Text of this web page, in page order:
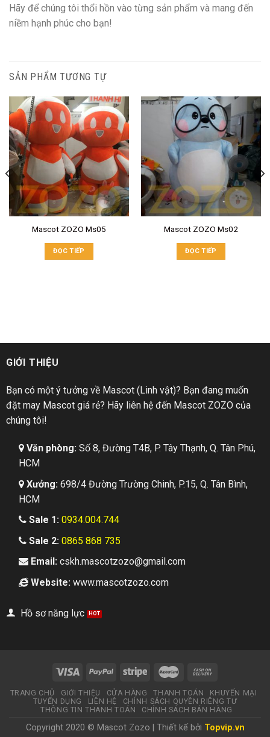
Hãy để chúng tôi thổi hồn vào từng sản phẩm và mang đến
niềm hạnh phúc cho bạn!
SẢN PHẨM TƯƠNG TỰ
Mascot ZOZO Ms05
ĐỌC TIẾP
Mascot ZOZO Ms02
ĐỌC TIẾP
GIỚI THIỆU
Bạn có một ý tưởng về Mascot (Linh vật)? Bạn đang muốn
đặt may Mascot giá rẻ? Hãy liên hệ đến Mascot ZOZO của
chúng tôi!
Văn phòng:Số 8, Đường T4B, P. Tây Thạnh, Q. Tân Phú,
HCM
Xưởng: 698/4 Đường Trường Chinh, P.15, Q. Tân Bình,
HCM
Sale 1: 0934.004.744
Sale 2: 0865 868 735
Email:cskh.mascotzozo@gmail.com
Website:www.mascotzozo.com
Hồ sơ năng lực
TRANG CHỦ GIỚI THIỆU CỬA HÀNG THANH TOÁN
KHUYẾN MẠI
TUYỂN DỤNG
LIÊN HỆ
CHÍNH SÁCH QUYỀN RIÊNG TƯ
THÔNG TIN THANH TOÁN
CHÍNH SÁCH BÁN HÀNG
Copyright 2020 © Mascot Zozo | Thiết kế bởi Topvip.vn